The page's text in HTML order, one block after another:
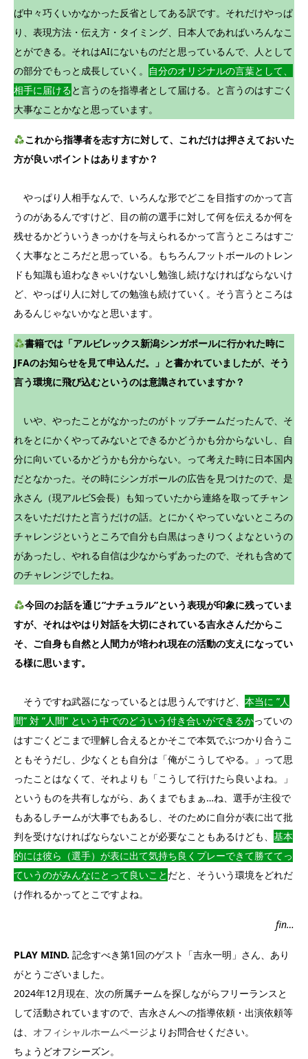
ば中々巧くいかなかった反省としてある訳です。それだけやっぱ
り、表現方法・伝え方・タイミング、日本人であればいろんなこ
とができる。それはAIにないものだと思っているんで、人として
の部分でもっと成長していく。 自分のオリジナルの言葉として、
相手に届けると言うのを指導者として届ける。と言うのはすごく
大事なことかなと思っています。
これから指導者を志す方に対して、これだけは押さえておいた
方が良いポイントはありますか？
やっぱり人相手なんで、いろんな形でどこを目指すのかって言
うのがあるんですけど、目の前の選手に対して何を伝えるか何を
残せるかどういうきっかけを与えられるかって言うところはすご
く大事なところだと思っている。もちろんフットボールのトレン
ドも知識も追わなきゃいけないし勉強し続けなければならないけ
ど、やっぱり人に対しての勉強も続けていく。そう言うところは
あるんじゃないかなと思います。
書籍では「アルビレックス新潟シンガポールに行かれた時に
JFAのお知らせを見て申込んだ。」と書かれていましたが、そう
言う環境に飛び込むというのは意識されていますか？
いや、やったことがなかったのがトップチームだったんで、そ
れをとにかくやってみないとできるかどうかも分からないし、自
分に向いているかどうかも分からない。って考えた時に日本国内
だとなかった。その時にシンガポールの広告を見つけたので、是
永さん（現アルビS会長）も知っていたから連絡を取ってチャン
スをいただけたと言うだけの話。とにかくやっていないところの
チャレンジというところで自分も白黒はっきりつくよなというの
があったし、やれる自信は少なからずあったので、それも含めて
のチャレンジでしたね。
今回のお話を通じ”ナチュラル”という表現が印象に残っていま
すが、それはやはり対話を大切にされている吉永さんだからこ
そ、ご自身も自然と人間力が培われ現在の活動の支えになってい
る様に思います。
そうですね武器になっているとは思うんですけど、 本当に ”人
間” 対 ”人間” という中でのどういう付き合いができるかっていの
はすごくどこまで理解し合えるとかそこで本気でぶつかり合うこ
ともそうだし、少なくとも自分は「俺がこうしてやる。」って思
ったことはなくて、それよりも「こうして行けたら良いよね。」
というものを共有しながら、あくまでもまぁ…ね、選手が主役で
もあるしチームが大事でもあるし、そのために自分が表に出て批
判を受けなければならないことが必要なこともあるけども、 基本
的には彼ら（選手）が表に出て気持ち良くプレーできて勝ててっ
ていうのがみんなにとって良いこと だと、そういう環境をどれだ
け作れるかってとこですよね。
fin…
PLAY MIND. 記念すべき第1回のゲスト「吉永一明」さん、あり
がとうございました。
2024年12月現在、次の所属チームを探しながらフリーランスと
して活動されていますので、吉永さんへの指導依頼・出演依頼等
は、 オフィシャルホームページよりお問合せください。
ちょうどオフシーズン。